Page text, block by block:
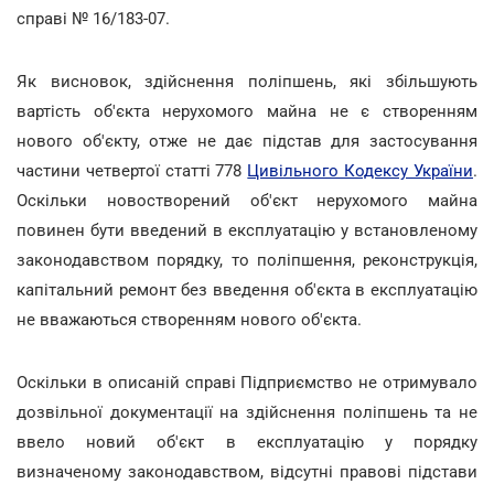
справі № 16/183-07.
Як висновок, здійснення поліпшень, які збільшують
вартість об'єкта нерухомого майна не є створенням
нового об'єкту, отже не дає підстав для застосування
частини четвертої статті 778 Цивільного Кодексу України.
Оскільки новостворений об'єкт нерухомого майна
повинен бути введений в експлуатацію у встановленому
законодавством порядку, то поліпшення, реконструкція,
капітальний ремонт без введення об'єкта в експлуатацію
не вважаються створенням нового об'єкта.
Оскільки в описаній справі Підприємство не отримувало
дозвільної документації на здійснення поліпшень та не
ввело новий об'єкт в експлуатацію у порядку
визначеному законодавством, відсутні правові підстави